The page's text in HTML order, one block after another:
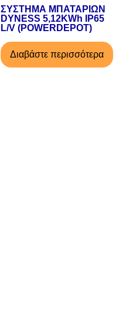
ΣΥΣΤΗΜΑ ΜΠΑΤΑΡΙΩΝ
DYNESS 5,12KWh IP65
L/V (POWERDEPOT)
Διαβάστε περισσότερα